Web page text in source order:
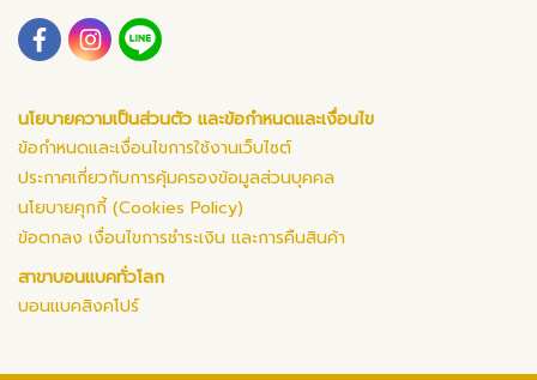
นโยบายความเป็นส่วนตัว และข้อกำหนดและเงื่อนไข
ข้อกำหนดและเงื่อนไขการใช้งานเว็บไซต์
ประกาศเกี่ยวกับการคุ้มครองข้อมูลส่วนบุคคล
นโยบายคุกกี้ (Cookies Policy)
ข้อตกลง เงื่อนไขการชำระเงิน และการคืนสินค้า
สาขาบอนแบคทั่วโลก
บอนแบคสิงคโปร์